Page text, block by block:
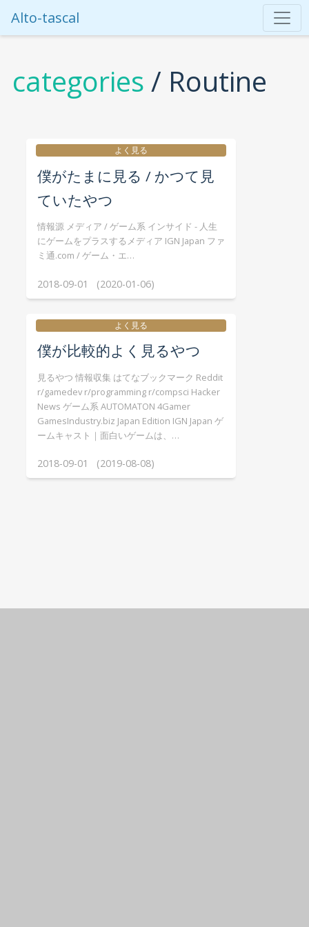
Alto-tascal
categories / Routine
よく見る
僕がたまに見る / かつて見
ていたやつ
情報源 メディア / ゲーム系 インサイド - 人生
にゲームをプラスするメディア IGN Japan ファ
ミ通.com / ゲーム・エ…
2018-09-01 (2020-01-06)
よく見る
僕が比較的よく見るやつ
見るやつ 情報収集 はてなブックマーク Reddit
r/gamedev r/programming r/compsci Hacker
News ゲーム系 AUTOMATON 4Gamer
GamesIndustry.biz Japan Edition IGN Japan ゲ
ームキャスト｜面白いゲームは、…
2018-09-01 (2019-08-08)